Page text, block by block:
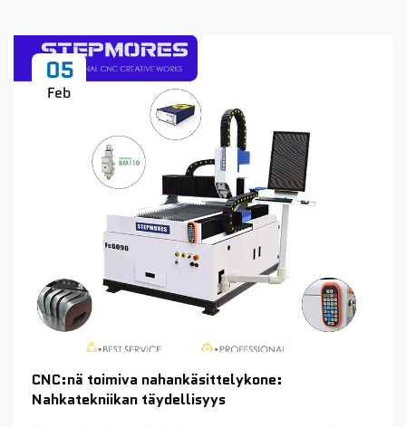
05
Feb
CNC:nä toimiva nahankäsittelykone:
Nahkatekniikan täydellisyys